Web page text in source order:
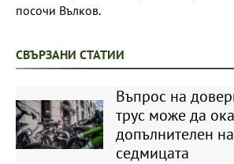
посочи Вълков.
СВЪРЗАНИ СТАТИИ
Въпрос на
трус може да
допълнителен
седмицата